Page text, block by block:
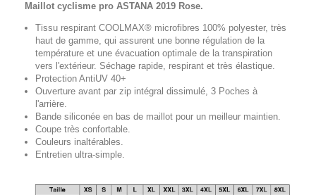
Maillot cyclisme pro ASTANA 2019 Rose.
Tissu respirant COOLMAX® microfibres 100% polyester, très
haut de gamme, qui assurent une bonne régulation de la
température et une évacuation optimale de la transpiration
vers l'extérieur. Séchage rapide, respirant et très élastique.
Protection AntiUV 40+
Ouverture avant par zip intégral dissimulé, 3 Poches à
l'arrière.
Bande siliconée en bas de maillot pour un meilleur maintien.
Coupe très confortable.
Couleurs inaltérables.
Entretien ultra-simple.